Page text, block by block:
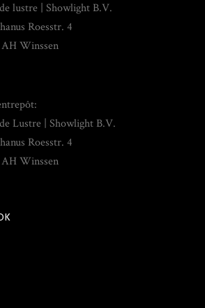
lustre | Showlight B.V.
Roesstr. 4
Winssen
Lustre | Showlight B.V.
Roesstr. 4
Winssen